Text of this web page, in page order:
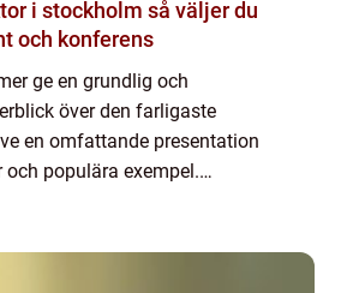
så väljer du
och konferens
ge en grundlig och
över den farligaste
en omfattande presentation
och populära exempel.